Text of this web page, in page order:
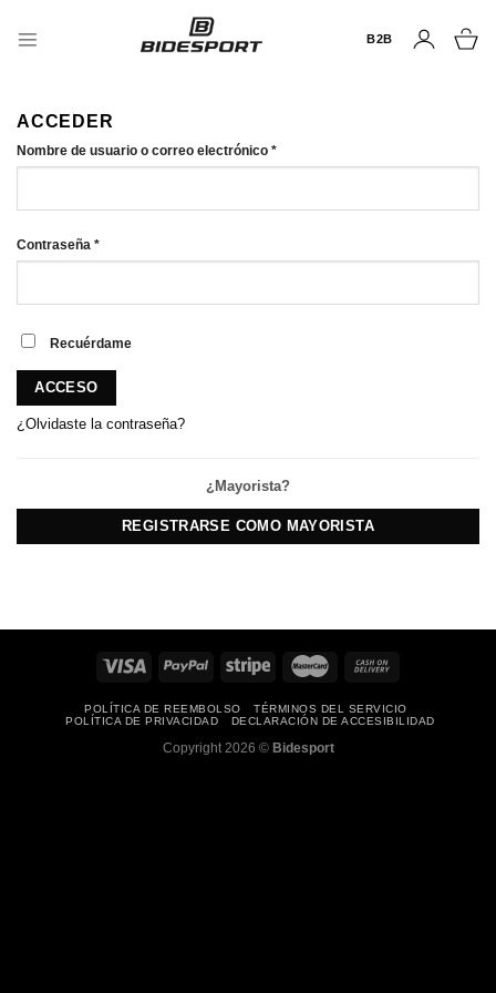
B2B
ACCEDER
Nombre de usuario o correo electrónico *
Contraseña *
Recuérdame
ACCESO
¿Olvidaste la contraseña?
¿Mayorista?
REGISTRARSE COMO MAYORISTA
POLÍTICA DE REEMBOLSO
TÉRMINOS DEL SERVICIO
POLÍTICA DE PRIVACIDAD
DECLARACIÓN DE ACCESIBILIDAD
Copyright 2026 © Bidesport